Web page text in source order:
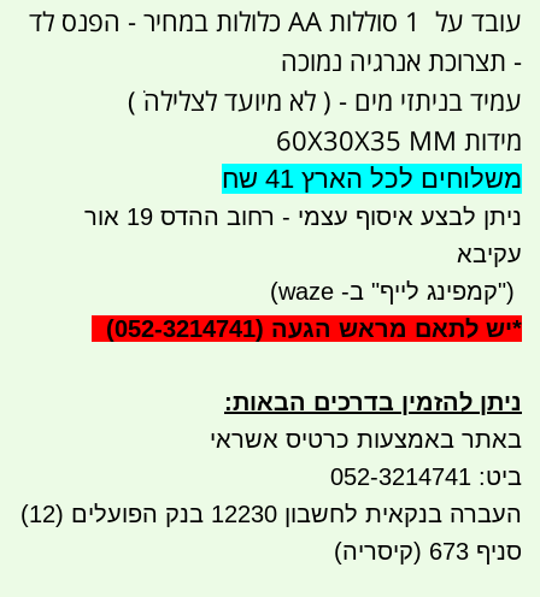
עובד על 1 סוללות AA כלולות במחיר - הפנס לד
- תצרוכת אנרגיה נמוכה
עמיד בניתזי מים - ( לא מיועד לצלילה ׂ)
מידות 60X30X35 MM
משלוחים לכל הארץ 41 שח
ניתן לבצע איסוף עצמי - רחוב ההדס 19 אור
עקיבא
")קמפינג לייף" ב- waze)
*יש לתאם מראש הגעה (052-3214741)
ניתן להזמין בדרכים הבאות:
באתר באמצעות כרטיס אשראי
ביט: 052-3214741
העברה בנקאית לחשבון 12230 בנק הפועלים (12)
סניף 673 (קיסריה)